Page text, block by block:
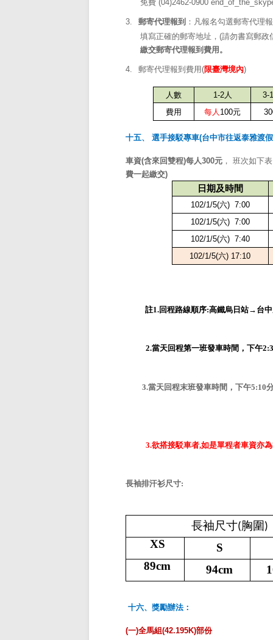
免費 (04)2462-0900
3. 郵寄代理報到 ：凡報名勾選郵寄代理
填寫正確的郵寄地址， (請勿書寫郵政
繳交郵寄代理報到費用。
4. 郵寄代理報到費用(限臺灣境內)
人數 1-2人
3-
費用
每人 100元
十五、 選手接駁專車(台中市往返泰雅渡
車資(含來回雙程)每人300元 ， 班次如下
費一起繳交)
日期及時間
102/1/5(六) 7:00
102/1/5(六) 7:00
102/1/5(六) 7:40
102/1/5(六) 17:10
註1.回程路線順序:高鐵烏日站→台
2.當天回程第一班發車時間，下午
3.當天回程末班發車時間，下午5:10
3.欲搭接駁車者,如是單程者車資亦為
長袖排汗衫尺寸:
長袖尺寸( 胸圍
XS
S
89cm
94cm
十六、獎勵辦法：
(一)全馬組(42.195K)部份